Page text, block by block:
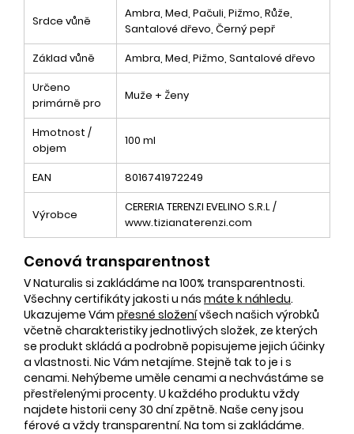
Srdce vůně
Ambra, Med, Pačuli, Pižmo, Růže,
Santalové dřevo, Černý pepř
Základ vůně
Ambra, Med, Pižmo, Santalové dřevo
Určeno
primárně pro
Muže + Ženy
Hmotnost /
objem
100 ml
EAN 8016741972249
Výrobce
CERERIA TERENZI EVELINO S.R.L /
www.tizianaterenzi.com
Cenová transparentnost
V Naturalis si zakládáme na 100% transparentnosti.
Všechny certifikáty jakosti u nás máte k náhledu.
Ukazujeme Vám přesné složenívšech našich výrobků
včetně charakteristiky jednotlivých složek, ze kterých
se produkt skládá a podrobně popisujeme jejich účinky
a vlastnosti. Nic Vám netajíme. Stejně tak to je i s
cenami. Nehýbeme uměle cenami a nechvástáme se
přestřelenými procenty. U každého produktu vždy
najdete historii ceny 30 dní zpětně. Naše ceny jsou
férové a vždy transparentní. Na tom si zakládáme.